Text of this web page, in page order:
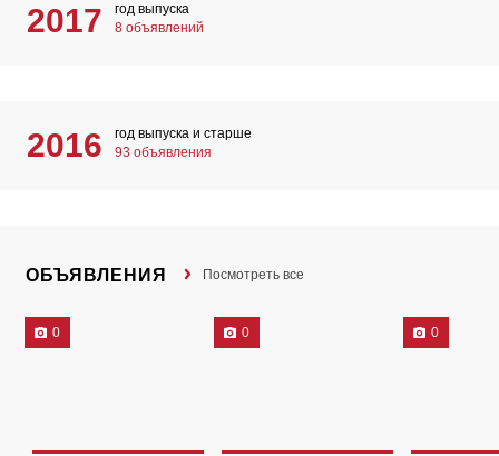
2017
год выпуска
8 объявлений
2016
год выпуска и старше
93 объявления
ОБЪЯВЛЕНИЯ Посмотреть все
0 0 0